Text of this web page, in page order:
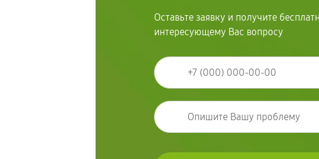
Оставьте заявку и получите
интересующему Вас вопросу